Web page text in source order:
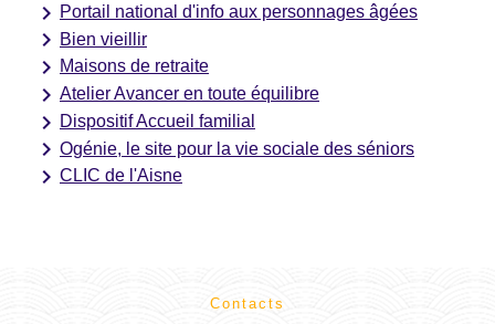
keyboard_arrow_right Portail national d'info aux personnages âgées
keyboard_arrow_right Bien vieillir
keyboard_arrow_right Maisons de retraite
keyboard_arrow_right Atelier Avancer en toute équilibre
keyboard_arrow_right Dispositif Accueil familial
keyboard_arrow_right Ogénie, le site pour la vie sociale des séniors
keyboard_arrow_right CLIC de l'Aisne
Contacts